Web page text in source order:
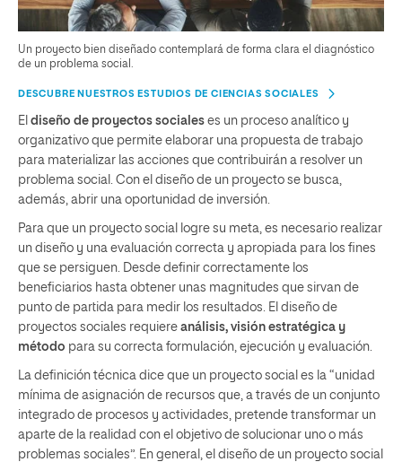
Un proyecto bien diseñado contemplará de forma clara el diagnóstico
de un problema social.
DESCUBRE NUESTROS ESTUDIOS DE CIENCIAS SOCIALES
El diseño de proyectos sociales es un proceso analítico y
organizativo que permite elaborar una propuesta de trabajo
para materializar las acciones que contribuirán a resolver un
problema social. Con el diseño de un proyecto se busca,
además, abrir una oportunidad de inversión.
Para que un proyecto social logre su meta, es necesario realizar
un diseño y una evaluación correcta y apropiada para los fines
que se persiguen. Desde definir correctamente los
beneficiarios hasta obtener unas magnitudes que sirvan de
punto de partida para medir los resultados. El diseño de
proyectos sociales requiere análisis, visión estratégica y
método para su correcta formulación, ejecución y evaluación.
La definición técnica dice que un proyecto social es la “unidad
mínima de asignación de recursos que, a través de un conjunto
integrado de procesos y actividades, pretende transformar un
aparte de la realidad con el objetivo de solucionar uno o más
problemas sociales”. En general, el diseño de un proyecto social